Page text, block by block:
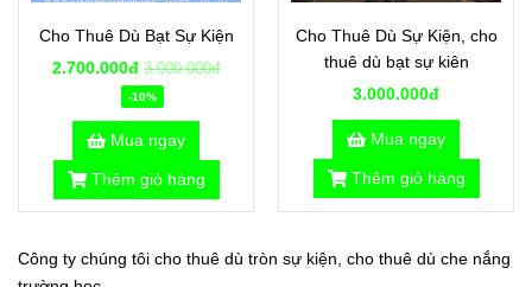
Cho Thuê Dù Bạt Sự Kiện
2.700.000đ 3.000.000đ
-10%
Mua ngay
Thêm giỏ hàng
Cho Thuê Dù Sự Kiện, cho
thuê dù bạt sự kiên
3.000.000đ
Mua ngay
Thêm giỏ hàng
Công ty chúng tôi cho thuê dù tròn sự kiện, cho thuê dù che nắng